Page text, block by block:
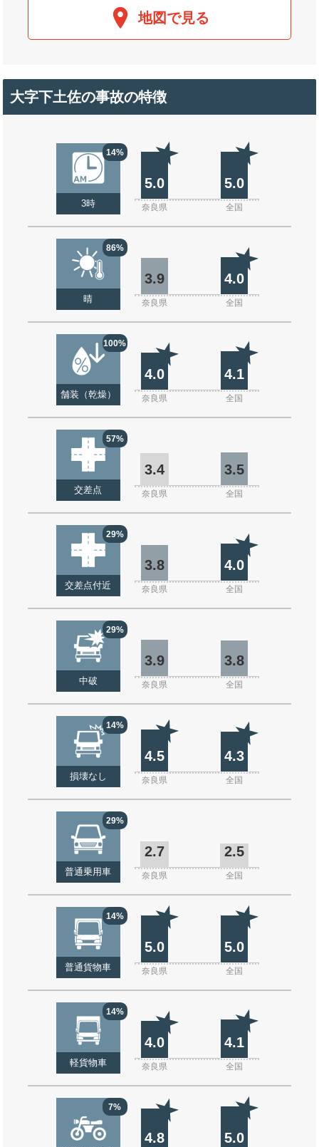
地図で見る
大字下土佐の事故の特徴
14%
3時
5.0 5.0
奈良県 全国
86%
晴
3.9 4.0
奈良県 全国
100%
舗装（乾燥）
4.0 4.1
奈良県 全国
57%
交差点
3.4 3.5
奈良県 全国
29%
交差点付近
3.8 4.0
奈良県 全国
29%
中破
3.9 3.8
奈良県 全国
14%
損壊なし
4.5 4.3
奈良県 全国
29%
普通乗用車
2.7 2.5
奈良県 全国
14%
普通貨物車
5.0 5.0
奈良県 全国
14%
軽貨物車
4.0 4.1
奈良県 全国
7%
4.8 5.0